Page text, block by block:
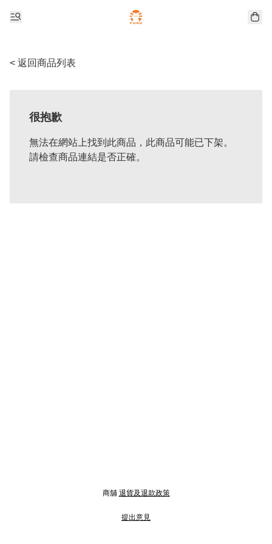
< 返回商品列表
很抱歉
無法在網站上找到此商品，此商品可能已下架。
請檢查商品連結是否正確。
商舖 退貨及退款政策
提出意見